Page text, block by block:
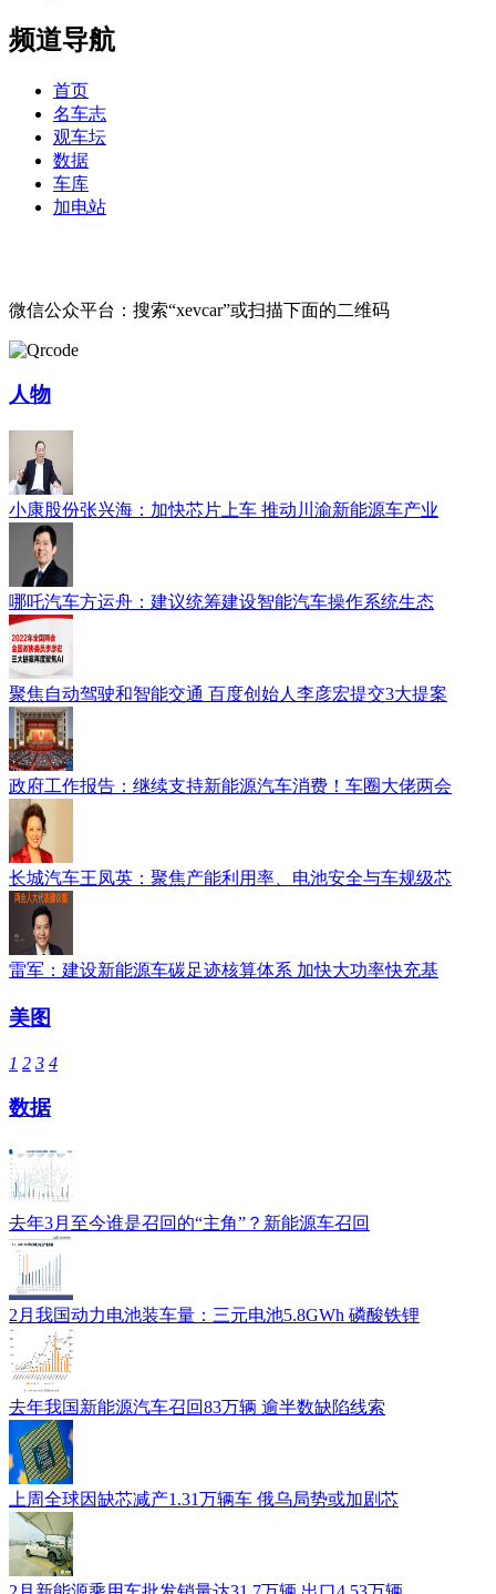
频道导航
首页
名车志
观车坛
数据
车库
加电站
微信公众平台：搜索“xevcar”或扫描下面的二维码
人物
小康股份张兴海：加快芯片上车 推动川渝新能源车产业
哪吒汽车方运舟：建议统筹建设智能汽车操作系统生态
聚焦自动驾驶和智能交通 百度创始人李彦宏提交3大提案
政府工作报告：继续支持新能源汽车消费！车圈大佬两会
长城汽车王凤英：聚焦产能利用率、电池安全与车规级芯
雷军：建设新能源车碳足迹核算体系 加快大功率快充基
美图
1 2 3 4
数据
去年3月至今谁是召回的“主角”？新能源车召回
2月我国动力电池装车量：三元电池5.8GWh 磷酸铁锂
去年我国新能源汽车召回83万辆 逾半数缺陷线索
上周全球因缺芯减产1.31万辆车 俄乌局势或加剧芯